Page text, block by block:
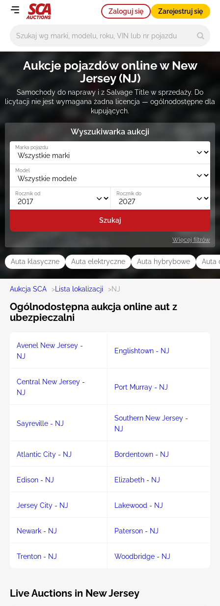
Zaloguj się Zarejestruj się
Aukcje pojazdów online w New
Jersey (NJ)
Samochody do naprawy i z Salvage Title w sprzedaży. Do
licytacji nie jest wymagana żadna licencja — ogólnodostępne dla
kupujących.
Wyszukiwarka aukcji
Marka pojazdu
Model
Rocznik od Rocznik do
Szukaj
Więcej filtrów
Auta klasyczne Auta elektryczne Auta hybrybowe Auta
Aukcja SCA > Lista lokalizacji >NJ
Ogólnodostępna aukcja online aut z
ubezpieczalni
Avenel New Jersey -
NJ
Englishtown - NJ
Central New Jersey -
NJ
Port Murray - NJ
Sayreville - NJ
Southern New Jersey -
NJ
Atlantic City - NJ Bordentown - NJ
Edison - NJ Elizabeth - NJ
Jersey City - NJ Lakewood - NJ
Newark - NJ Paterson - NJ
Trenton - NJ Woodbridge - NJ
Live Auctions in New Jersey